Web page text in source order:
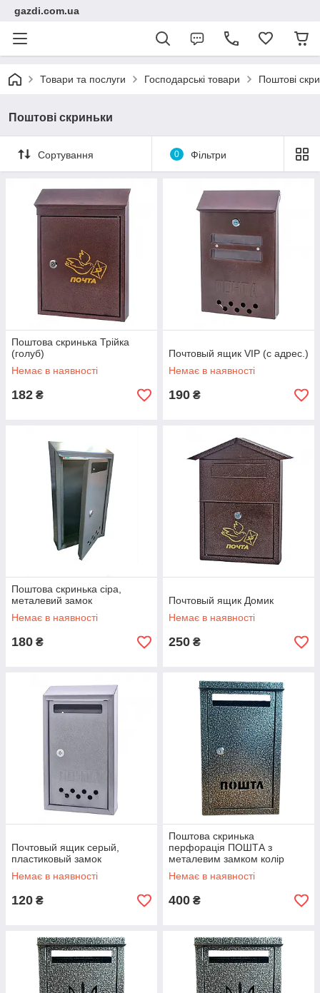
gazdi.com.ua
Товари та послуги Господарські товари Поштові
Поштові скриньки
Сортування 0 Фільтри
Поштова скринька Трійка
(голуб)
Немає в наявності
182 ₴
Почтовый ящик VIP (с адрес.)
Немає в наявності
190 ₴
Поштова скринька сіра,
металевий замок
Немає в наявності
180 ₴
Почтовый ящик Домик
Немає в наявності
250 ₴
Почтовый ящик серый,
пластиковый замок
Немає в наявності
120 ₴
Поштова скринька
перфорація ПОШТА з
металевим замком колір
сірий
Немає в наявності
400 ₴